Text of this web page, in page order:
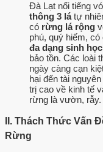
Đà Lạt nổi tiếng
thông 3 látự
có rừng lá rộng
phú, quý hiếm,
đa dạng sinh
bảo tồn. Các loài
ngày càng cạn
hại đến tài
trị cao về kinh tế
rừng là vườn, rẫy.
II. Thách Thức Vấn
Rừng